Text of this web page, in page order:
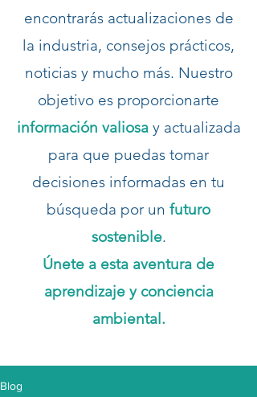
encontrarás actualizaciones de
la industria, consejos prácticos,
noticias y mucho más. Nuestro
objetivo es proporcionarte
información valiosay actualizada
para que puedas tomar
decisiones informadas en tu
búsqueda por un futuro
sostenible.
Únete a esta aventura de
aprendizaje y conciencia
ambiental.
Blog